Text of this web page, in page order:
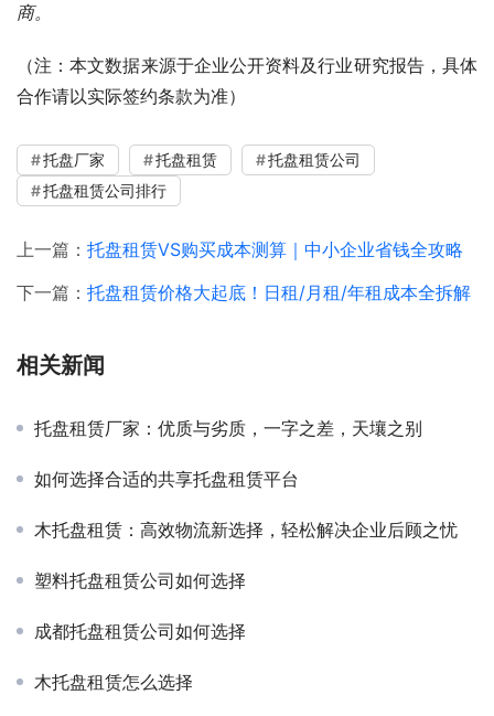
商。
（注：本文数据来源于企业公开资料及行业研究报告，具体
合作请以实际签约条款为准）
托盘厂家 托盘租赁
托盘租赁公司
托盘租赁公司排行
上一篇： 托盘租赁VS购买成本测算｜中小企业省钱全攻略
下一篇： 托盘租赁价格大起底！日租/月租/年租成本全拆解
相关新闻
托盘租赁厂家：优质与劣质，一字之差，天壤之别
如何选择合适的共享托盘租赁平台
木托盘租赁：高效物流新选择，轻松解决企业后顾之忧
塑料托盘租赁公司如何选择
成都托盘租赁公司如何选择
木托盘租赁怎么选择